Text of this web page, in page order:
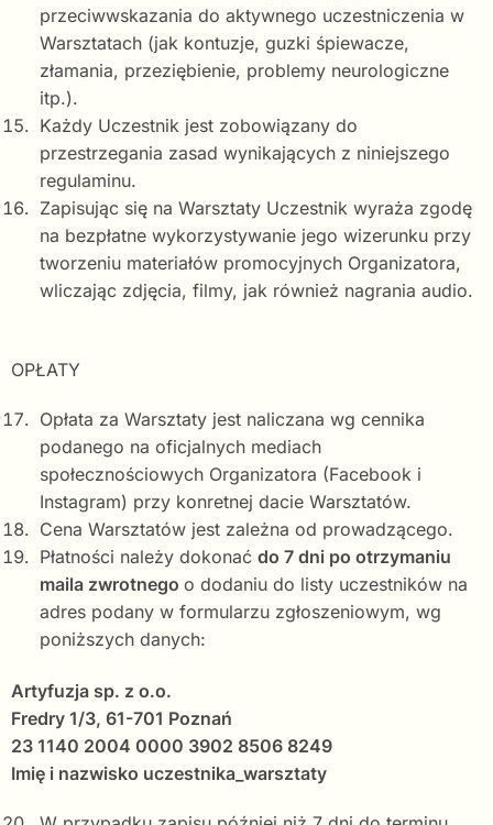
przeciwwskazania do aktywnego uczestniczenia w
Warsztatach (jak kontuzje, guzki śpiewacze,
złamania, przeziębienie, problemy neurologiczne
itp.).
Każdy Uczestnik jest zobowiązany do
przestrzegania zasad wynikających z niniejszego
regulaminu.
Zapisując się na Warsztaty Uczestnik wyraża zgodę
na bezpłatne wykorzystywanie jego wizerunku przy
tworzeniu materiałów promocyjnych Organizatora,
wliczając zdjęcia, filmy, jak również nagrania audio.
OPŁATY
Opłata za Warsztaty jest naliczana wg cennika
podanego na oficjalnych mediach
społecznościowych Organizatora (Facebook i
Instagram) przy konretnej dacie Warsztatów.
Cena Warsztatów jest zależna od prowadzącego.
Płatności należy dokonać do 7 dni po otrzymaniu
maila zwrotnego o dodaniu do listy uczestników na
adres podany w formularzu zgłoszeniowym, wg
poniższych danych:
Artyfuzja sp. z o.o.
Fredry 1/3, 61-701 Poznań
23 1140 2004 0000 3902 8506 8249
Imię i nazwisko uczestnika_warsztaty